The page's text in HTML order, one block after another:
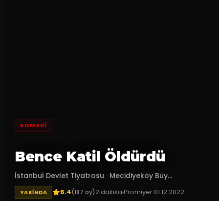
KOMEDI
Bence Katil Öldürdü
İstanbul Devlet Tiyatrosu · Mecidiyeköy Büy...
YAKINDA 6.4(187 oy)2 dakikaPrömiyer 01.12.2022